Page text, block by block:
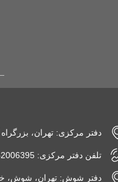
دفتر مرکزی: تهران،
تلفن دفتر مرکزی: 2152006395 (98+)
دفتر شوش: تهران، شوش، خیابان